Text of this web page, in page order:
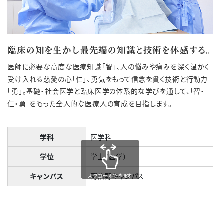
臨床の知を生かし最先端の知識と技術を体感する。
医師に必要な高度な医療知識「智」、人の悩みや痛みを深く温かく
受け入れる慈愛の心「仁」、勇気をもって信念を貫く技術と行動力
「勇」。基礎・社会医学と臨床医学の体系的な学びを通して、「智・
仁・勇」をもった全人的な医療人の育成を目指します。
学科
医学科
学位
学士（医学）
キャンパス
阿倍野キャンパス
スクロールできます